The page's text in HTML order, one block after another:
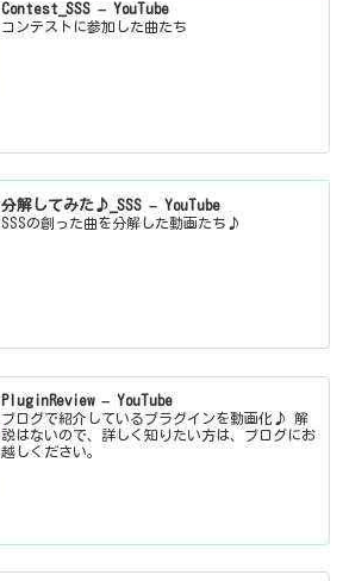
Contest_SSS – YouTube
コンテストに参加した曲たち
分解してみた♪_SSS – YouTube
SSSの創った曲を分解した動画たち♪
PluginReview – YouTube
ブログで紹介しているプラグインを動画化♪ 解
説はないので、詳しく知りたい方は、ブログにお
越しください。